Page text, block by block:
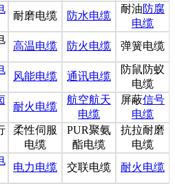
耐磨电缆 防水电缆
耐油防腐
电缆
高温电缆 防火电缆
弹簧电缆
风能电缆 通讯电缆
防鼠防蚁
电缆
耐火电缆
航空航天
电缆
屏蔽信号
电缆
柔性伺服
电缆
PUR聚氨
酯电缆
抗拉耐磨
电缆
电力电缆 交联电缆
耐火电缆